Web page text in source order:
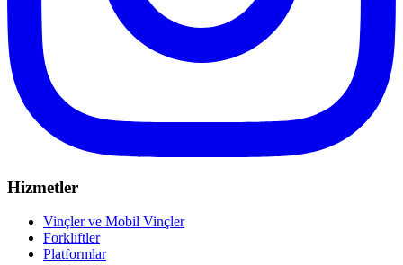
Hizmetler
Vinçler ve Mobil Vinçler
Forkliftler
Platformlar